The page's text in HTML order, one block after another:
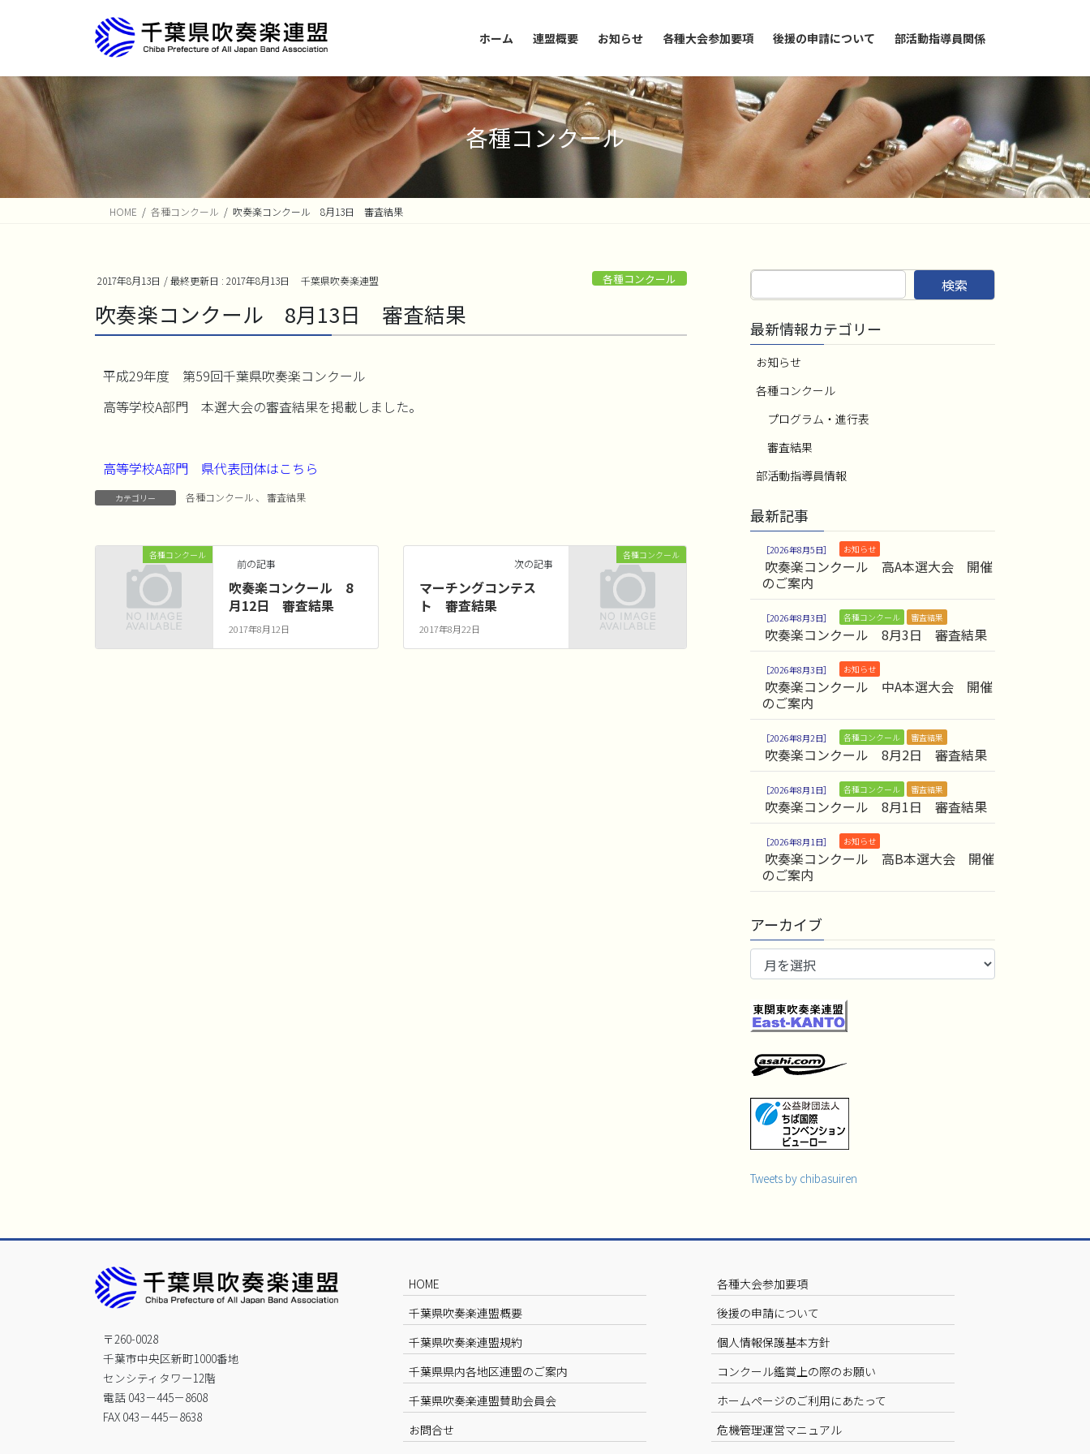
ツ
シ
移
ホーム 連盟概要 お知らせ 各種大会参加要項 後援の申請について 部活動指導員関係
各種コンクール
HOME 各種コンクール 吹奏楽コンクール 8月13日 審査結果
2017年8月13日 / 最終更新日 : 2017年8月13日 千葉県吹奏楽連盟 各種コンクール
吹奏楽コンクール 8月13日 審査結果
平成29年度 第59回千葉県吹奏楽コンクール
高等学校A部門 本選大会の審査結果を掲載しました。
高等学校A部門 県代表団体はこちら
カテゴリー 各種コンクール 、 審査結果
各種コンクール
前の記事
吹奏楽コンクール 8
月12日 審査結果
2017年8月12日
各種コンクール
次の記事
マーチングコンテス
ト 審査結果
2017年8月22日
検索
最新情報カテゴリー
お知らせ
各種コンクール
プログラム・進行表
審査結果
部活動指導員情報
最新記事
2026年8月5日 お知らせ
吹奏楽コンクール 高A本選大会 開催
のご案内
2026年8月3日 各種コンクール 審査結果
吹奏楽コンクール 8月3日 審査結果
2026年8月3日 お知らせ
吹奏楽コンクール 中A本選大会 開催
のご案内
2026年8月2日 各種コンクール 審査結果
吹奏楽コンクール 8月2日 審査結果
2026年8月1日 各種コンクール 審査結果
吹奏楽コンクール 8月1日 審査結果
2026年8月1日 お知らせ
吹奏楽コンクール 高B本選大会 開催
のご案内
アーカイブ
ア
イ
ブ
Tweets by chibasuiren
〒260-0028
千葉市中央区新町1000番地
センシティタワー12階
電話 043－445－8608
FAX 043－445－8638
HOME
千葉県吹奏楽連盟概要
千葉県吹奏楽連盟規約
千葉県県内各地区連盟のご案内
千葉県吹奏楽連盟賛助会員会
お問合せ
各種大会参加要項
後援の申請について
個人情報保護基本方針
コンクール鑑賞上の際のお願い
ホームページのご利用にあたって
危機管理運営マニュアル